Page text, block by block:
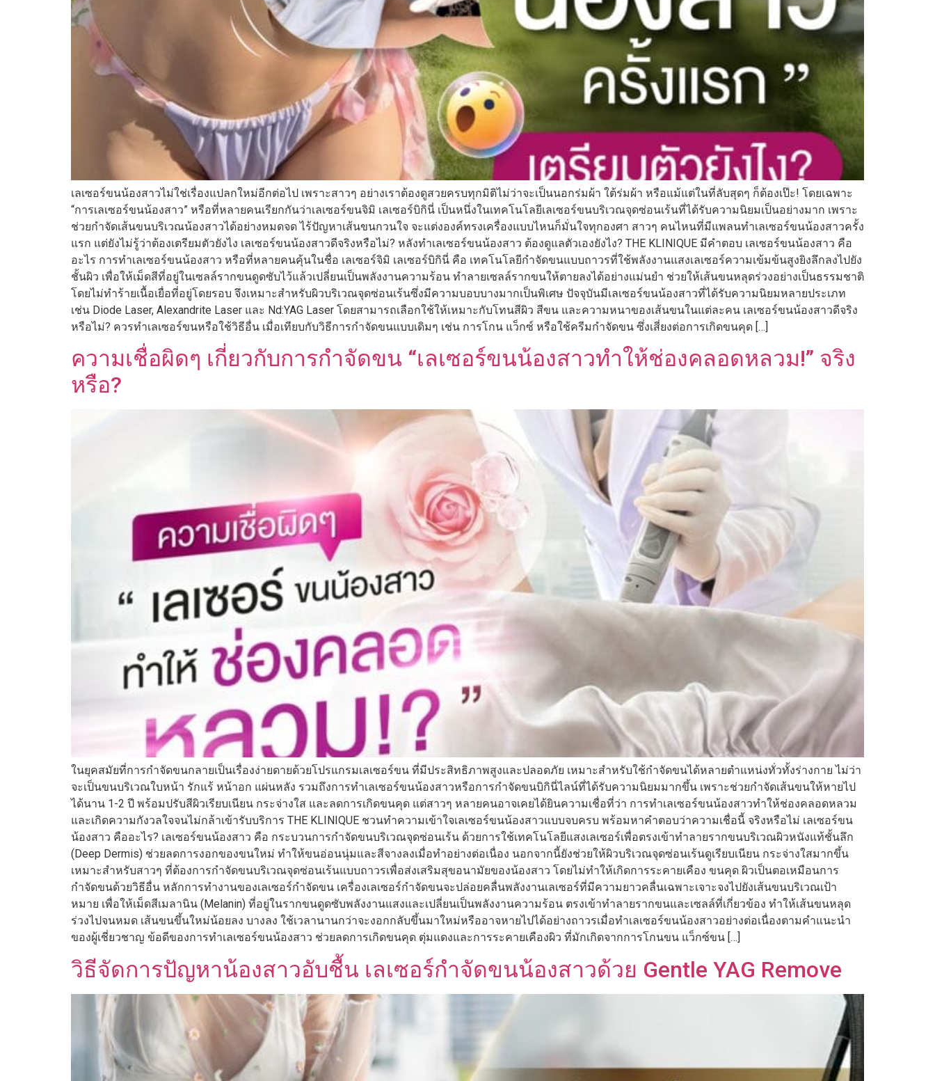
เลเซอร์ขนน้องสาวไม่ใช่เรื่องแปลกใหม่อีกต่อไป เพราะสาวๆ อย่างเราต้องดูสวยครบทุกมิติไม่ว่าจะเป็นนอกร่มผ้า ใต้ร่มผ้า หรือแม้แต่ในที่ลับสุดๆ ก็ต้องเป๊ะ! โดยเฉพาะ
“การเลเซอร์ขนน้องสาว” หรือที่หลายคนเรียกกันว่าเลเซอร์ขนจิมิ เลเซอร์บิกินี่ เป็นหนึ่งในเทคโนโลยีเลเซอร์ขนบริเวณจุดซ่อนเร้นที่ได้รับความนิยมเป็นอย่างมาก เพราะ
ช่วยกำจัดเส้นขนบริเวณน้องสาวได้อย่างหมดจด ไร้ปัญหาเส้นขนกวนใจ จะแต่งองค์ทรงเครื่องแบบไหนก็มั่นใจทุกองศา สาวๆ คนไหนที่มีแพลนทำเลเซอร์ขนน้องสาวครั้ง
แรก แต่ยังไม่รู้ว่าต้องเตรียมตัวยังไง เลเซอร์ขนน้องสาวดีจริงหรือไม่? หลังทำเลเซอร์ขนน้องสาว ต้องดูแลตัวเองยังไง? THE KLINIQUE มีคำตอบ เลเซอร์ขนน้องสาว คือ
อะไร การทำเลเซอร์ขนน้องสาว หรือที่หลายคนคุ้นในชื่อ เลเซอร์จิมิ เลเซอร์บิกินี่ คือ เทคโนโลยีกำจัดขนแบบถาวรที่ใช้พลังงานแสงเลเซอร์ความเข้มข้นสูงยิงลึกลงไปยัง
ชั้นผิว เพื่อให้เม็ดสีที่อยู่ในเซลล์รากขนดูดซับไว้แล้วเปลี่ยนเป็นพลังงานความร้อน ทำลายเซลล์รากขนให้ตายลงได้อย่างแม่นยำ ช่วยให้เส้นขนหลุดร่วงอย่างเป็นธรรมชาติ
โดยไม่ทำร้ายเนื้อเยื่อที่อยู่โดยรอบ จึงเหมาะสำหรับผิวบริเวณจุดซ่อนเร้นซึ่งมีความบอบบางมากเป็นพิเศษ ปัจจุบันมีเลเซอร์ขนน้องสาวที่ได้รับความนิยมหลายประเภท
เช่น Diode Laser, Alexandrite Laser และ Nd:YAG Laser โดยสามารถเลือกใช้ให้เหมาะกับโทนสีผิว สีขน และความหนาของเส้นขนในแต่ละคน เลเซอร์ขนน้องสาวดีจริง
หรือไม่? ควรทำเลเซอร์ขนหรือใช้วิธีอื่น เมื่อเทียบกับวิธีการกำจัดขนแบบเดิมๆ เช่น การโกน แว็กซ์ หรือใช้ครีมกำจัดขน ซึ่งเสี่ยงต่อการเกิดขนคุด […]
ความเชื่อผิดๆ เกี่ยวกับการกำจัดขน “เลเซอร์ขนน้องสาวทำให้ช่องคลอดหลวม!” จริง
หรือ?
ในยุคสมัยที่การกำจัดขนกลายเป็นเรื่องง่ายดายด้วยโปรแกรมเลเซอร์ขน ที่มีประสิทธิภาพสูงและปลอดภัย เหมาะสำหรับใช้กำจัดขนได้หลายตำแหน่งทั่วทั้งร่างกาย ไม่ว่า
จะเป็นขนบริเวณใบหน้า รักแร้ หน้าอก แผ่นหลัง รวมถึงการทำเลเซอร์ขนน้องสาวหรือการกำจัดขนบิกินี่ไลน์ที่ได้รับความนิยมมากขึ้น เพราะช่วยกำจัดเส้นขนให้หายไป
ได้นาน 1-2 ปี พร้อมปรับสีผิวเรียบเนียน กระจ่างใส และลดการเกิดขนคุด แต่สาวๆ หลายคนอาจเคยได้ยินความเชื่อที่ว่า การทำเลเซอร์ขนน้องสาวทำให้ช่องคลอดหลวม
และเกิดความกังวลใจจนไม่กล้าเข้ารับบริการ THE KLINIQUE ชวนทำความเข้าใจเลเซอร์ขนน้องสาวแบบจบครบ พร้อมหาคำตอบว่าความเชื่อนี้ จริงหรือไม่ เลเซอร์ขน
น้องสาว คืออะไร? เลเซอร์ขนน้องสาว คือ กระบวนการกำจัดขนบริเวณจุดซ่อนเร้น ด้วยการใช้เทคโนโลยีแสงเลเซอร์เพื่อตรงเข้าทำลายรากขนบริเวณผิวหนังแท้ชั้นลึก
(Deep Dermis) ช่วยลดการงอกของขนใหม่ ทำให้ขนอ่อนนุ่มและสีจางลงเมื่อทำอย่างต่อเนื่อง นอกจากนี้ยังช่วยให้ผิวบริเวณจุดซ่อนเร้นดูเรียบเนียน กระจ่างใสมากขึ้น
เหมาะสำหรับสาวๆ ที่ต้องการกำจัดขนบริเวณจุดซ่อนเร้นแบบถาวรเพื่อส่งเสริมสุขอนามัยของน้องสาว โดยไม่ทำให้เกิดการระคายเคือง ขนคุด ผิวเป็นตอเหมือนการ
กำจัดขนด้วยวิธีอื่น หลักการทำงานของเลเซอร์กำจัดขน เครื่องเลเซอร์กำจัดขนจะปล่อยคลื่นพลังงานเลเซอร์ที่มีความยาวคลื่นเฉพาะเจาะจงไปยังเส้นขนบริเวณเป้า
หมาย เพื่อให้เม็ดสีเมลานิน (Melanin) ที่อยู่ในรากขนดูดซับพลังงานแสงและเปลี่ยนเป็นพลังงานความร้อน ตรงเข้าทำลายรากขนและเซลล์ที่เกี่ยวข้อง ทำให้เส้นขนหลุด
ร่วงไปจนหมด เส้นขนขึ้นใหม่น้อยลง บางลง ใช้เวลานานกว่าจะงอกกลับขึ้นมาใหม่หรืออาจหายไปได้อย่างถาวรเมื่อทำเลเซอร์ขนน้องสาวอย่างต่อเนื่องตามคำแนะนำ
ของผู้เชี่ยวชาญ ข้อดีของการทำเลเซอร์ขนน้องสาว ช่วยลดการเกิดขนคุด ตุ่มแดงและการระคายเคืองผิว ที่มักเกิดจากการโกนขน แว็กซ์ขน […]
วิธีจัดการปัญหาน้องสาวอับชื้น เลเซอร์กำจัดขนน้องสาวด้วย Gentle YAG Remove